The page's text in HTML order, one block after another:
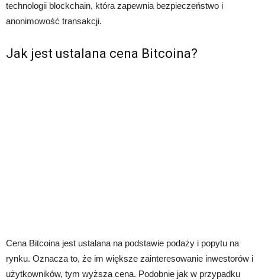
technologii blockchain, która zapewnia bezpieczeństwo i
anonimowość transakcji.
Jak jest ustalana cena Bitcoina?
Cena Bitcoina jest ustalana na podstawie podaży i popytu na
rynku. Oznacza to, że im większe zainteresowanie inwestorów i
użytkowników, tym wyższa cena. Podobnie jak w przypadku